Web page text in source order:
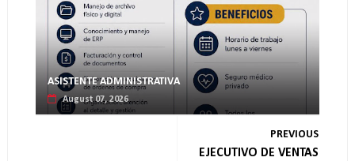
ASISTENTE ADMINISTRATIVA
August 07, 2026
PREVIOUS
EJECUTIVO DE VENTAS